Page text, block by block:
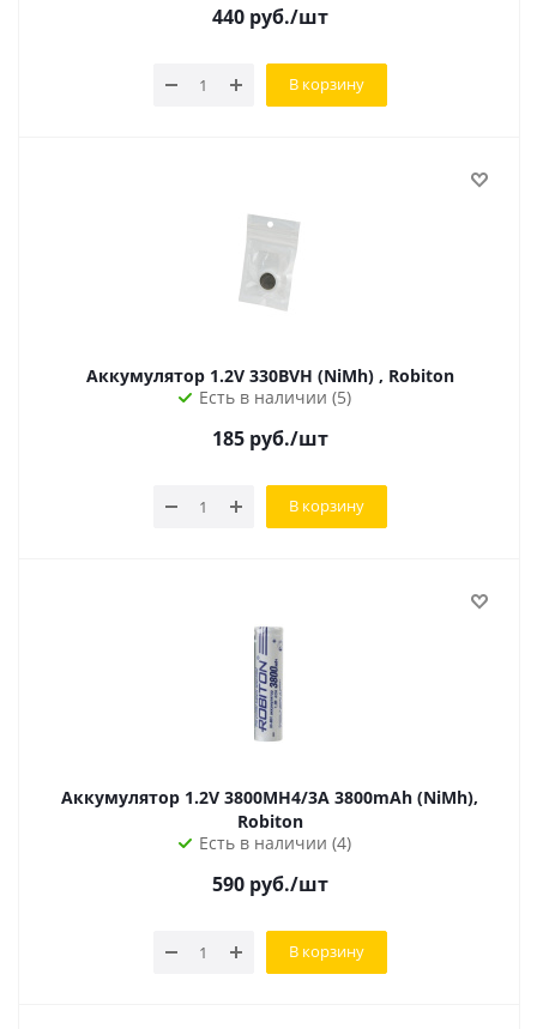
440руб./шт
В корзину
Аккумулятор 1.2V 330BVH (NiMh) , Robiton
Есть в наличии (5)
185руб./шт
В корзину
Аккумулятор 1.2V 3800MH4/3A 3800mAh (NiMh),
Robiton
Есть в наличии (4)
590руб./шт
В корзину